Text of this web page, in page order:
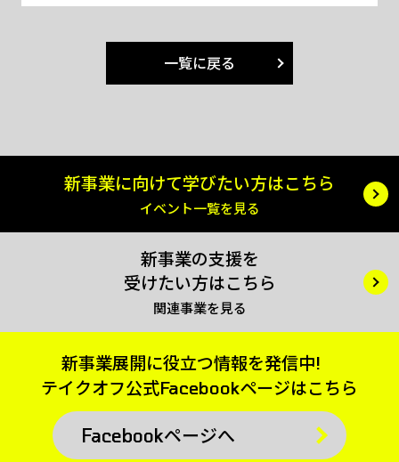
一覧に戻る
新事業に向けて学びたい方はこちら
イベント一覧を見る
新事業の支援を
受けたい方はこちら
関連事業を見る
新事業展開に役立つ情報を発信中!
テイクオフ公式Facebookページはこちら
Facebookページへ